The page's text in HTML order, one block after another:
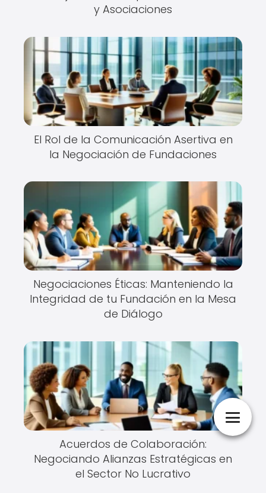
y Asociaciones
El Rol de la Comunicación Asertiva en
la Negociación de Fundaciones
Negociaciones Éticas: Manteniendo la
Integridad de tu Fundación en la Mesa
de Diálogo
Acuerdos de Colaboración:
Negociando Alianzas Estratégicas en
el Sector No Lucrativo